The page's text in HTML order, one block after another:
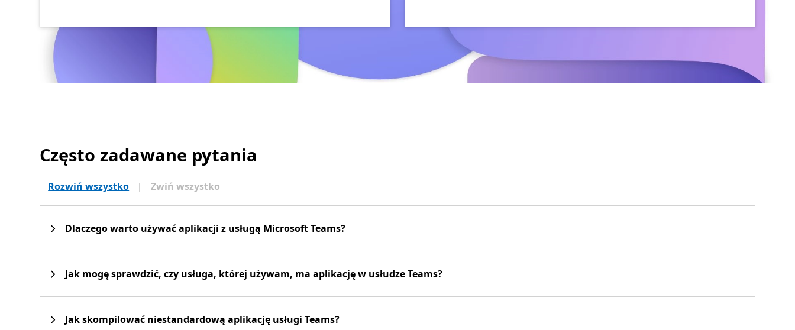
Często zadawane pytania
Rozwiń wszystko | Zwiń wszystko
Dlaczego warto używać aplikacji z usługą Microsoft Teams?
Jak mogę sprawdzić, czy usługa, której używam, ma aplikację w usłudze Teams?
Jak skompilować niestandardową aplikację usługi Teams?